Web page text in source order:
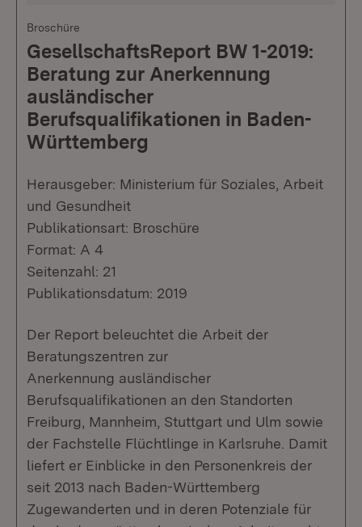
Broschüre
GesellschaftsReport BW 1-2019:
Beratung zur Anerkennung
ausländischer
Berufsqualifikationen in Baden-
Württemberg
Herausgeber: Ministerium für Soziales, Arbeit
und Gesundheit
Publikationsart: Broschüre
Format: A 4
Seitenzahl: 21
Publikationsdatum: 2019
Der Report beleuchtet die Arbeit der
Beratungszentren zur
Anerkennung ausländischer
Berufsqualifikationen an den Standorten
Freiburg, Mannheim, Stuttgart und Ulm sowie
der Fachstelle Flüchtlinge in Karlsruhe. Damit
liefert er Einblicke in den Personenkreis der
seit 2013 nach Baden-Württemberg
Zugewanderten und in deren Potenziale für